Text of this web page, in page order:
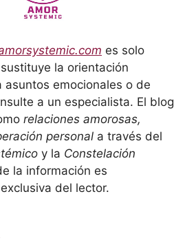
es solo
la orientación
asuntos emocionales o de
a un especialista. El blog
relaciones amorosas,
personal a través del
y la Constelación
la información es
del lector.